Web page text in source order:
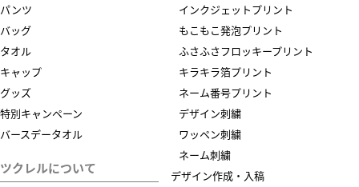
パンツ
バッグ
タオル
キャップ
グッズ
特別キャンペーン
バースデータオル
ツクレルについて
インクジェットプリント
もこもこ発泡プリント
ふさふさフロッキープリント
キラキラ箔プリント
ネーム番号プリント
デザイン刺繍
ワッペン刺繍
ネーム刺繍
デザイン作成・入稿